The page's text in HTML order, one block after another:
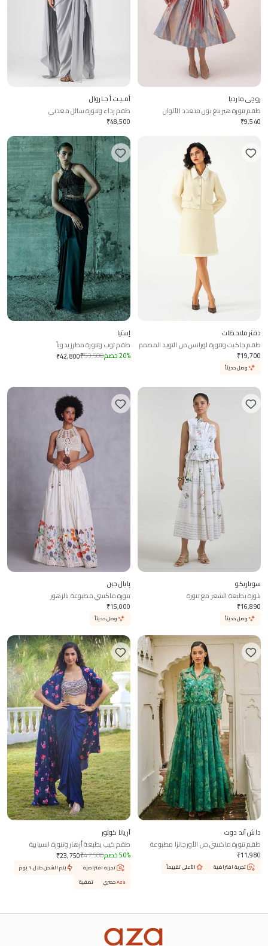
روچي مارديا
طقم تنورة هيرينغ بون متعدد الألوان
₹9,540
أمـيـت أ جـاروال
طقم رداء وتنورة سائل معدني
₹48,500
دفتر ملاحظات
طقم جاكيت وتنورة لورانس من التويد المصمم
₹19,700
وصل حديثاً
إستيا
طقم توب وتنورة مطرز يدوياً
₹42,800₹53,500 20% خصم
سوباريكو
بلوزة بطبعة الشعر مع تنورة
₹16,890
وصل حديثاً
پايال جين
تنورة ماكسي مطبوعة بالزهور
₹15,000
وصل حديثاً
داش آند دوت
طقم تنورة ماكسي من الأورجانزا مطبوعة
₹11,980
تجربة افتراضية الأعلى تقييماً
آريانا كوتور
طقم كيب بطبعة أزهار وتنورة انسيابية
₹23,750₹47,500 50% خصم
تجربة افتراضية
يتم الشحن خلال 1 يوم
Azaحصري تصفية